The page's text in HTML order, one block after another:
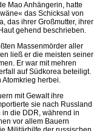
Mao Anhängerin, hatte
das Schicksal von
das ihrer Großmutter, ihrer
gehend beschrieben.
Massenmörder aller
ließ er die meisten seiner
Er war mit mehren
auf Südkorea beteiligt.
Atomkrieg herbei.
mit Gewalt ihre
sie nach Russland
die DDR, während in
vor allem Bauern